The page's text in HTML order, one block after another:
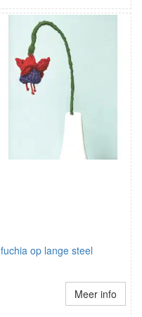
fuchia op lange steel
Meer info